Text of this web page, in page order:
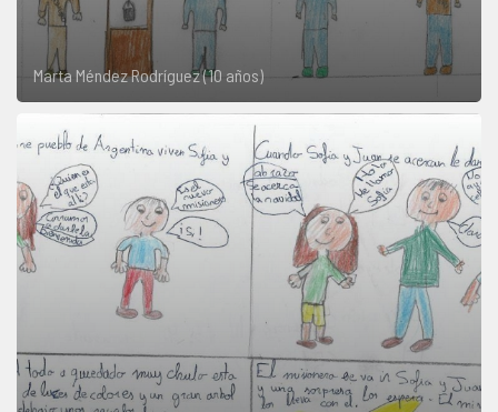
Marta Méndez Rodríguez (10 años)